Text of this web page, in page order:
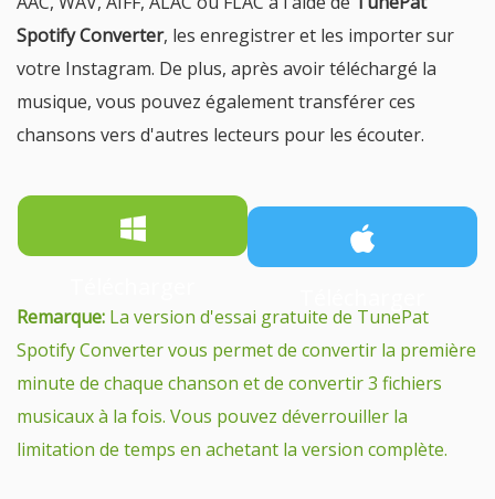
Spotify Converter, les enregistrer et les importer sur
votre Instagram. De plus, après avoir téléchargé la
musique, vous pouvez également transférer ces
chansons vers d'autres lecteurs pour les écouter.
Remarque: La version d'essai gratuite de TunePat
Spotify Converter vous permet de convertir la première
minute de chaque chanson et de convertir 3 fichiers
musicaux à la fois. Vous pouvez déverrouiller la
limitation de temps en achetant la version complète.